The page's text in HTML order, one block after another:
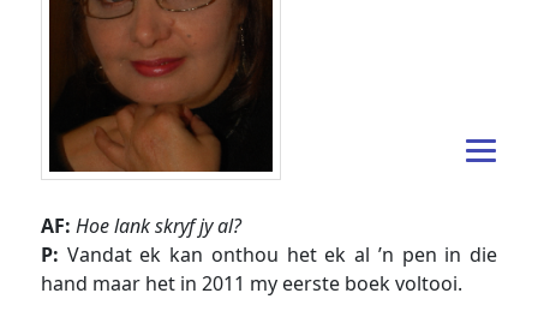
AF: Hoe lank skryf jy al?
P: Vandat ek kan onthou het ek al ’n pen in die
hand maar het in 2011 my eerste boek voltooi.